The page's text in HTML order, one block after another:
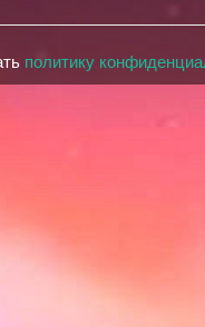
политику